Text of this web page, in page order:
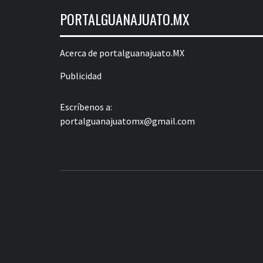
PORTALGUANAJUATO.MX
Acerca de portalguanajuato.MX
Publicidad
Escríbenos a:
portalguanajuatomx@gmail.com